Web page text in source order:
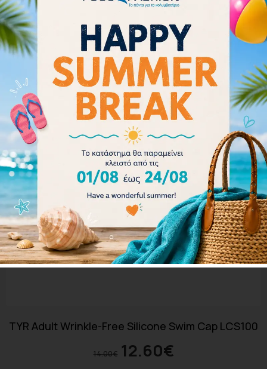
TYR Adult Wrinkle-Free Silicone Swim Cap LCS100
14.00€ 12.60€